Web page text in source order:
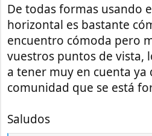
De todas formas usando
horizontal es bastante
encuentro cómoda pero
vuestros puntos de vista,
a tener muy en cuenta
comunidad que se está
Saludos